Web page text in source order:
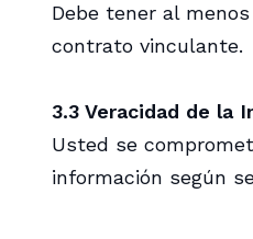
Debe tener al
contrato vinculante.
3.3 Veracidad de la
Usted se
información según